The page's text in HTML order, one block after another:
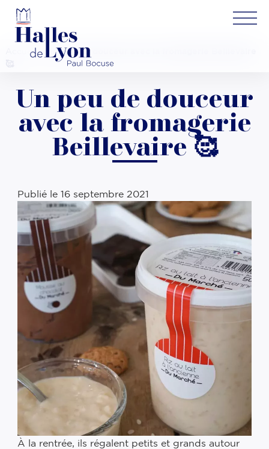
Accueil »
Un peu de douceur avec la fromagerie Beillevaire
Un peu de douceur
avec la fromagerie
Beillevaire 🥰
Publié le 16 septembre 2021
À la rentrée, ils régalent petits et grands autour